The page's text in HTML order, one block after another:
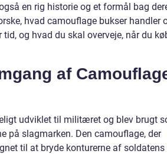
en rig historie og et formål bag
hvad camouflage bukser handler
og hvad du skal overveje, når du
af
udviklet til militæret og blev brugt
på slagmarken. Den camouflage, der
til at bryde konturerne af